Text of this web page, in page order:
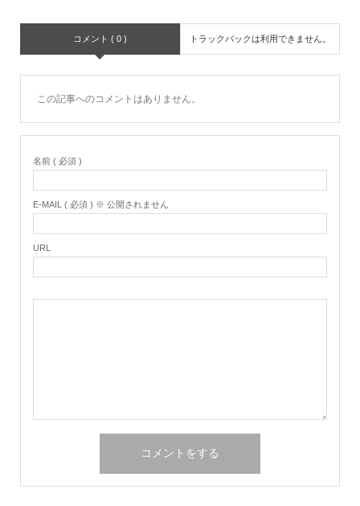
コメント ( 0 ) トラックバックは利用できません。
この記事へのコメントはありません。
名前 ( 必須 )
E-MAIL ( 必須 ) ※ 公開されません
URL